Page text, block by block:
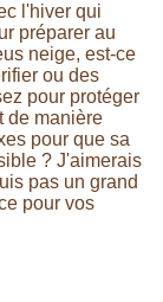
l'hiver qui
préparer au
neige, est-ce
ou des
pour protéger
de manière
pour que sa
? J'aimerais
pas un grand
pour vos